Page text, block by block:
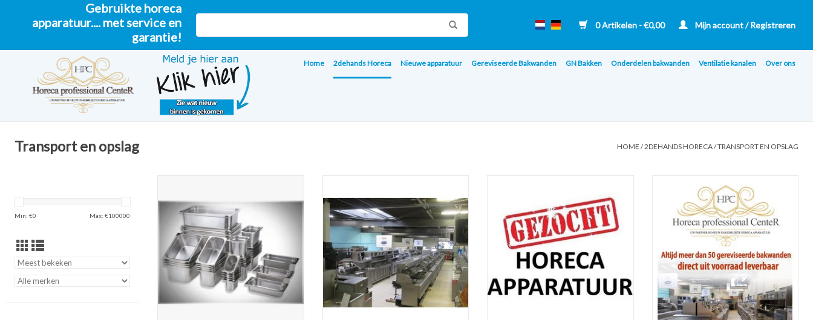
Gebruikte horeca
apparatuur.... met service en
garantie!
0 Artikelen - €0,00 Mijn account / Registreren
Home 2dehands Horeca Nieuwe apparatuur Gereviseerde Bakwanden GN Bakken Onderdelen bakwanden Ventilatie kanalen Over ons
Transport en opslag HOME /2DEHANDS HORECA/TRANSPORT EN OPSLAG
Min: €0 Max: €100000 TOEVOEGEN AAN WINKELWAGEN
voorraad
TOEVOEGEN AAN WINKELWAGEN